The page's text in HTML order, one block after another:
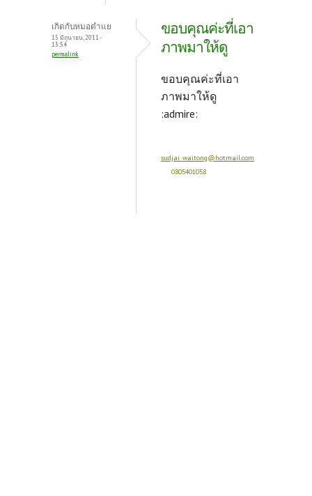
เกิดกับหมอตำแย
15 มิถุนายน, 2011 -
13:54
permalink
ขอบคุณค่ะที่เอา
ภาพมาให้ดู
ขอบคุณค่ะที่เอา
ภาพมาให้ดู
:admire:
sudjai_waitong@hotmail.com
0805401058